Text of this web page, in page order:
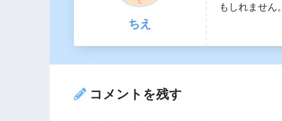
ちえ
もしれません。
コメントを残す